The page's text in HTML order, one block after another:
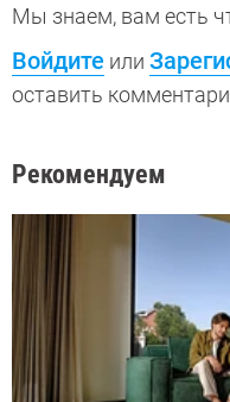
Мы знаем, вам есть
Войдите или
оставить
Рекомендуем